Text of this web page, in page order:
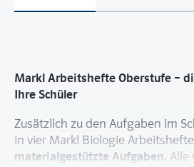
Markl Arbeitshefte Oberstufe –
Ihre Schüler
Zusätzlich zu den Aufgaben im
in vier Markl Biologie
materialgestützte Aufgaben. Alle